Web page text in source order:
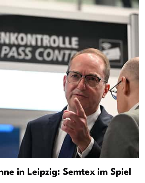
in Leipzig: Semtex im Spiel